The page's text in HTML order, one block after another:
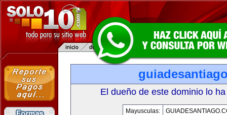
El dueño de este dominio lo
Mayusculas: